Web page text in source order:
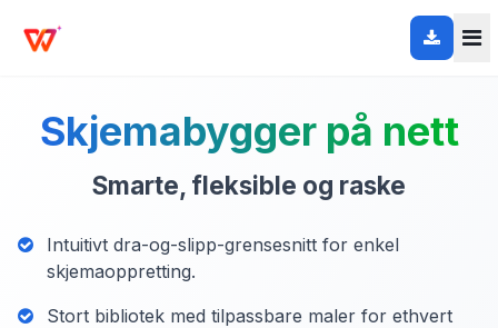
Skjemabygger på nett
Smarte, fleksible og raske
Intuitivt dra-og-slipp-grensesnitt for enkel
skjemaoppretting.
Stort bibliotek med tilpassbare maler for ethvert